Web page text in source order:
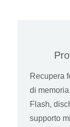
Recupera
di
Flash,
supporto